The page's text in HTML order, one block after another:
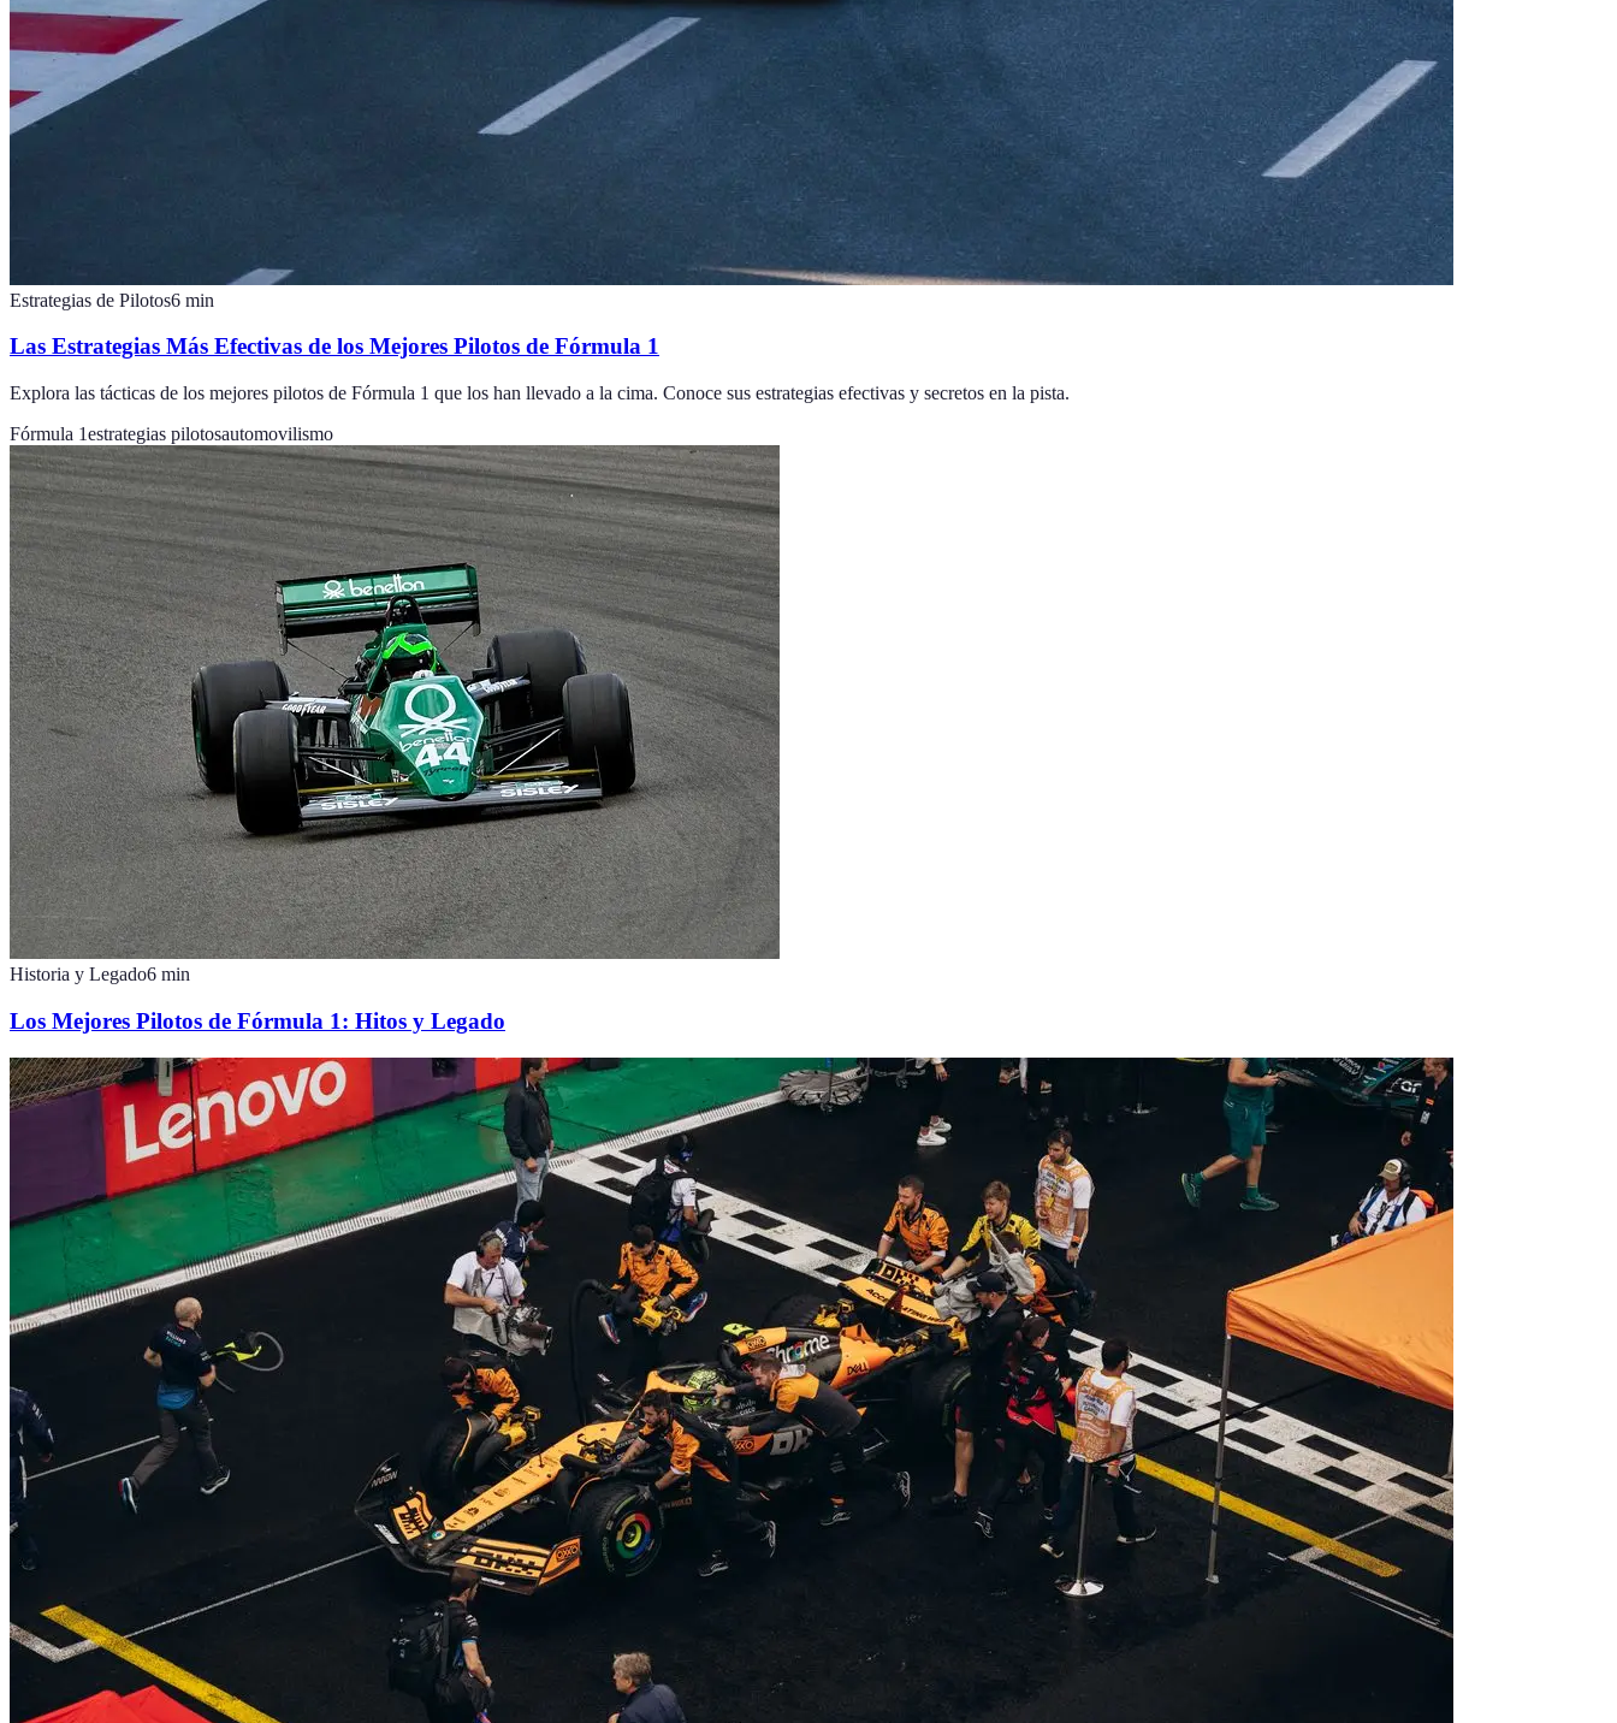
Estrategias de Pilotos6 min
Las Estrategias Más Efectivas de los Mejores Pilotos de Fórmula 1
Explora las tácticas de los mejores pilotos de Fórmula 1 que los han llevado a la cima. Conoce sus estrategias efectivas y secretos en la pista.
Fórmula 1estrategias pilotosautomovilismo
Historia y Legado6 min
Los Mejores Pilotos de Fórmula 1: Hitos y Legado